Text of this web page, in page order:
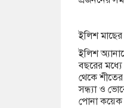
ইলিশ
ইলিশ
বছরের
থেকে
সন্ধ্যা ও
পোনা কয়েক